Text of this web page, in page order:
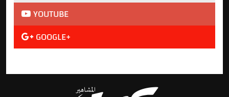
YOUTUBE
GOOGLE+